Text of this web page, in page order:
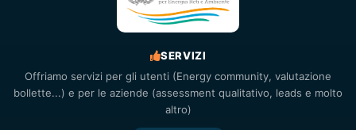
SERVIZI
Offriamo servizi per gli utenti (Energy community, valutazione
bollette...) e per le aziende (assessment qualitativo, leads e molto
altro)